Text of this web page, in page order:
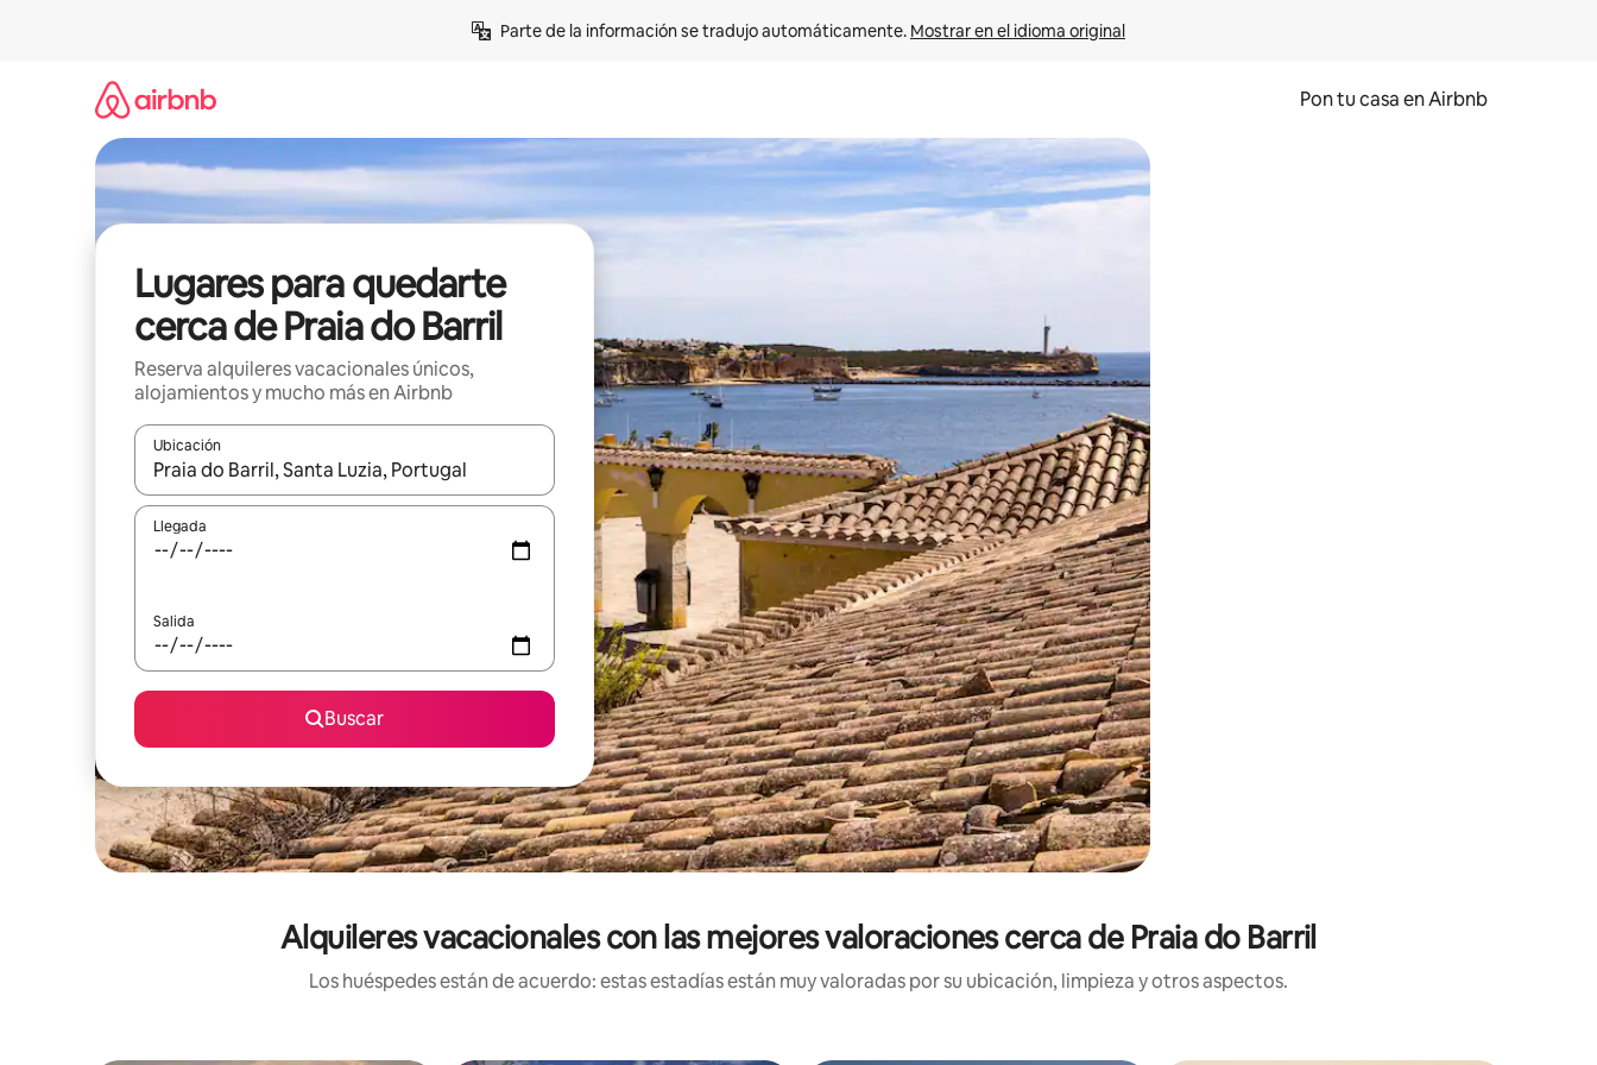
Parte de la información se tradujo automáticamente. Mostrar en el idioma original
Pon tu casa en Airbnb
Lugares para quedarte
cerca de Praia do Barril
Reserva alquileres vacacionales únicos,
alojamientos y mucho más en Airbnb
Ubicación
Cuando los resultados estén disponibles, navega con las teclas de flecha hacia arriba y hacia abajo o explora con el tacto o desliza el dedo.
Llegada
Salida
Buscar
Alquileres vacacionales con las mejores valoraciones cerca de Praia do Barril
Los huéspedes están de acuerdo: estas estadías están muy valoradas por su ubicación, limpieza y otros aspectos.